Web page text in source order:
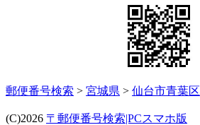
郵便番号検索 > 宮城県 > 仙台市青葉区
(C)2026 〒郵便番号検索|PCスマホ版